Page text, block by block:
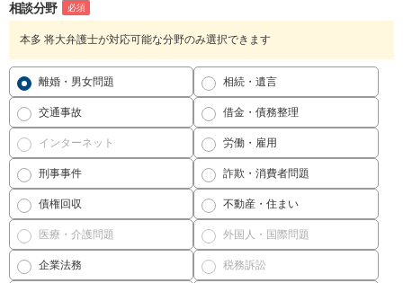
相談分野 必須
本多 将大弁護士が対応可能な分野のみ選択できます
離婚・男女問題 相続・遺言
交通事故 借金・債務整理
インターネット 労働・雇用
刑事事件 詐欺・消費者問題
債権回収 不動産・住まい
医療・介護問題 外国人・国際問題
企業法務 税務訴訟